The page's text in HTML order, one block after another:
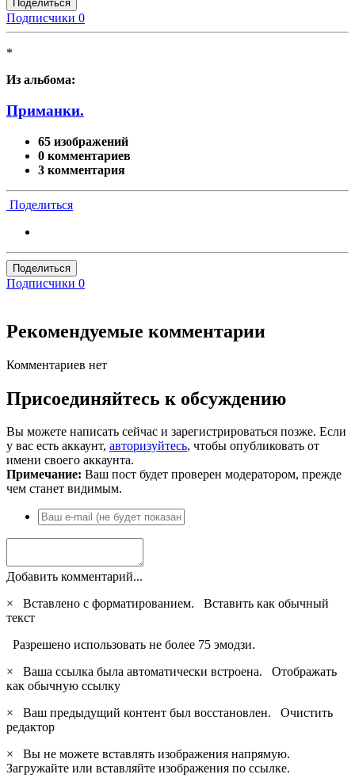
Поделиться
Подписчики 0
*
Из альбома:
Приманки.
65 изображений
0 комментариев
3 комментария
Поделиться
Поделиться
Подписчики 0
Рекомендуемые комментарии
Комментариев нет
Присоединяйтесь к обсуждению
Вы можете написать сейчас и зарегистрироваться позже. Если
у вас есть аккаунт, авторизуйтесь, чтобы опубликовать от
имени своего аккаунта.
Примечание: Ваш пост будет проверен модератором, прежде
чем станет видимым.
Добавить комментарий...
×
Вставлено с форматированием. Вставить как обычный
текст
Разрешено использовать не более 75 эмодзи.
×
Ваша ссылка была автоматически встроена. Отображать
как обычную ссылку
×
Ваш предыдущий контент был восстановлен. Очистить
редактор
×
Вы не можете вставлять изображения напрямую.
Загружайте или вставляйте изображения по ссылке.